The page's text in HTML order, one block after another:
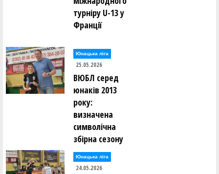
турніру U-13 у
Франції
Юнацька ліга
25.05.2026
ВЮБЛ серед
юнаків 2013
року:
визначена
символічна
збірна сезону
Юнацька ліга
24.05.2026